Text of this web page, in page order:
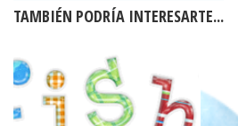
TAMBIÉN PODRÍA INTERESARTE...